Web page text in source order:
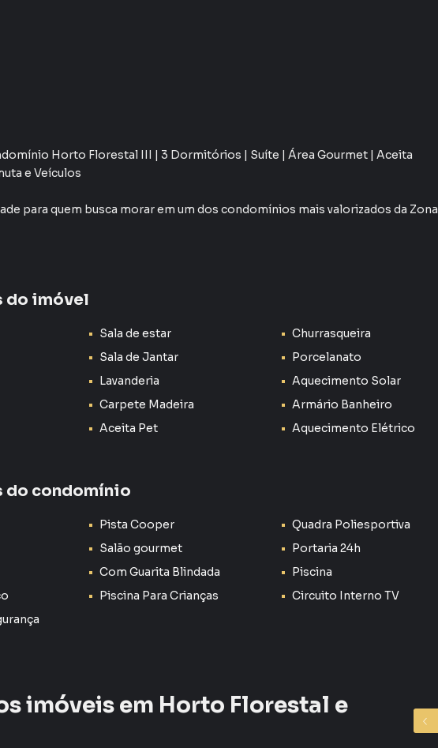
Horto Florestal III | 3 Dormitórios | Suíte | Área Gourmet | Aceita
e Veículos
para quem busca morar em um dos condomínios mais valorizados da Zona
para reunir familiares e amigos. A garagem comporta 2 veículos.
III
do imóvel
Sala de estar
Churrasqueira
Sala de Jantar
Porcelanato
Lavanderia
Aquecimento Solar
Carpete Madeira
Armário Banheiro
Aceita Pet
Aquecimento Elétrico
do condomínio
Pista Cooper
Quadra Poliesportiva
Salão gourmet
Portaria 24h
Com Guarita Blindada
Piscina
Piscina Para Crianças
Circuito Interno TV
imóveis em Horto Florestal e